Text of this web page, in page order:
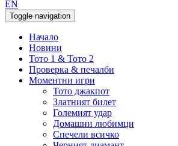
EN
Toggle navigation
Начало
Новини
Тото 1 & Тото 2
Проверка & печалби
Моментни игри
Тото джакпот
Златният билет
Големият удар
Домашни любимци
Спечели всичко